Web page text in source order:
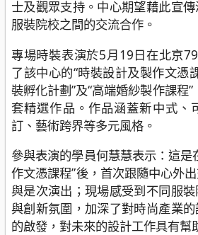
士及觀眾支持。中心期望藉此宣
服裝院校之間的交流合作。
專場時裝表演於5月19日在北京
了該中心的“時裝設計及製作文憑
裝孵化計劃”及“高端婚紗製作課程
套精選作品。作品涵蓋新中式、
訂、藝術跨界等多元風格。
參與表演的學員何慧慧表示：這是
作文憑課程”後，首次跟隨中心外
與是次演出；現場感受到不同服
與創新氛圍，加深了對時尚產業
的啟發，對未來的設計工作具有幫